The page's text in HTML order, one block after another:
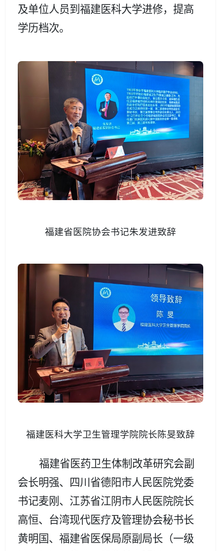
及单位人员到福建医科大学进修，提高
学历档次。
福建省医院协会书记朱发进致辞
福建医科大学卫生管理学院院长陈旻致辞
福建省医药卫生体制改革研究会副
会长明强、四川省德阳市人民医院党委
书记麦刚、江苏省江阴市人民医院院长
高恒、台湾现代医疗及管理协会秘书长
黄明国、福建省医保局原副局长（一级